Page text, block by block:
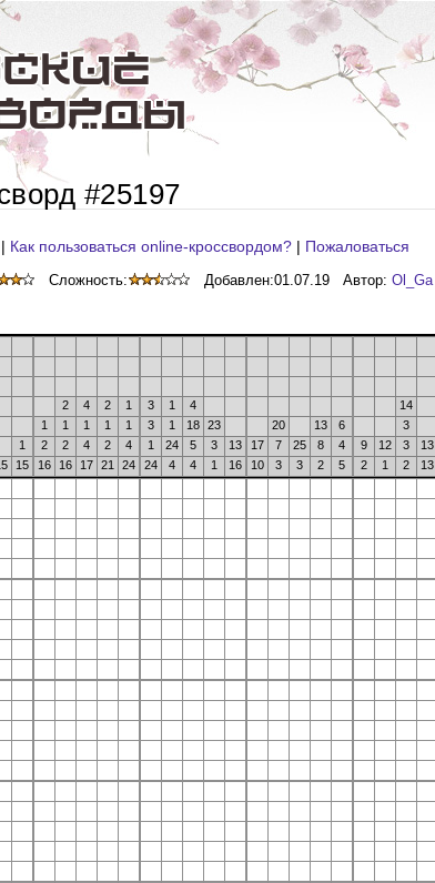
#25197
| Как пользоваться online-кроссвордом? | Пожаловаться
Сложность: Добавлен:01.07.19 Автор: Ol_Ga
2
4 2 1 3 1 4 14
1
1 1 1 1 3 1 18 23 20 13 6 3
1 2 2 4 2 4 1 24 5 3 13 17 7 25 8 4 9 12 3 13
15 16 16 17 21 24 24 4 4 1 16 10 3 3 2 5 2 1 2 13